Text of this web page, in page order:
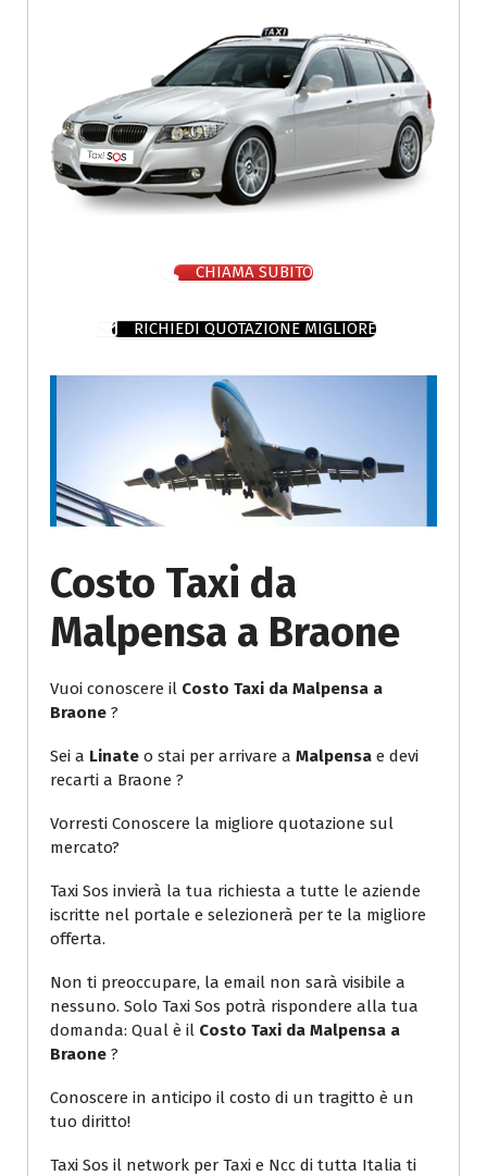
CHIAMA SUBITO
RICHIEDI QUOTAZIONE MIGLIORE
Costo Taxi da
Malpensa a Braone
Vuoi conoscere il Costo Taxi da Malpensa a
Braone ?
Sei a Linate o stai per arrivare a Malpensa e devi
recarti a Braone ?
Vorresti Conoscere la migliore quotazione sul
mercato?
Taxi Sos invierà la tua richiesta a tutte le aziende
iscritte nel portale e selezionerà per te la migliore
offerta.
Non ti preoccupare, la email non sarà visibile a
nessuno. Solo Taxi Sos potrà rispondere alla tua
domanda: Qual è il Costo Taxi da Malpensa a
Braone ?
Conoscere in anticipo il costo di un tragitto è un
tuo diritto!
Taxi Sos il network per Taxi e Ncc di tutta Italia ti